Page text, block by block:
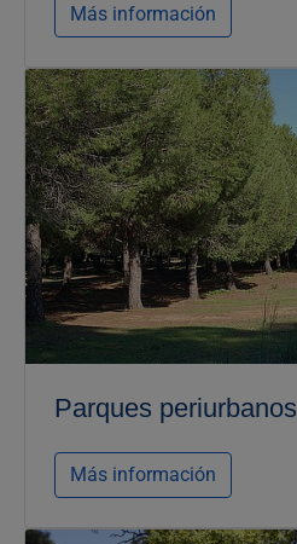
Más información
Parques periurbanos
Más información